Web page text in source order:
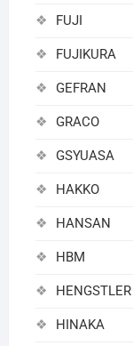
FUJI
FUJIKURA
GEFRAN
GRACO
GSYUASA
HAKKO
HANSAN
HBM
HENGSTLER
HINAKA